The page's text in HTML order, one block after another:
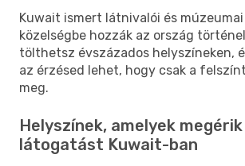
Kuwait ismert látnivalói és
közelségbe hozzák az ország
tölthetsz évszázados helyszíneken,
az érzésed lehet, hogy csak a
meg.
Helyszínek, amelyek megérik
látogatást Kuwait-ban